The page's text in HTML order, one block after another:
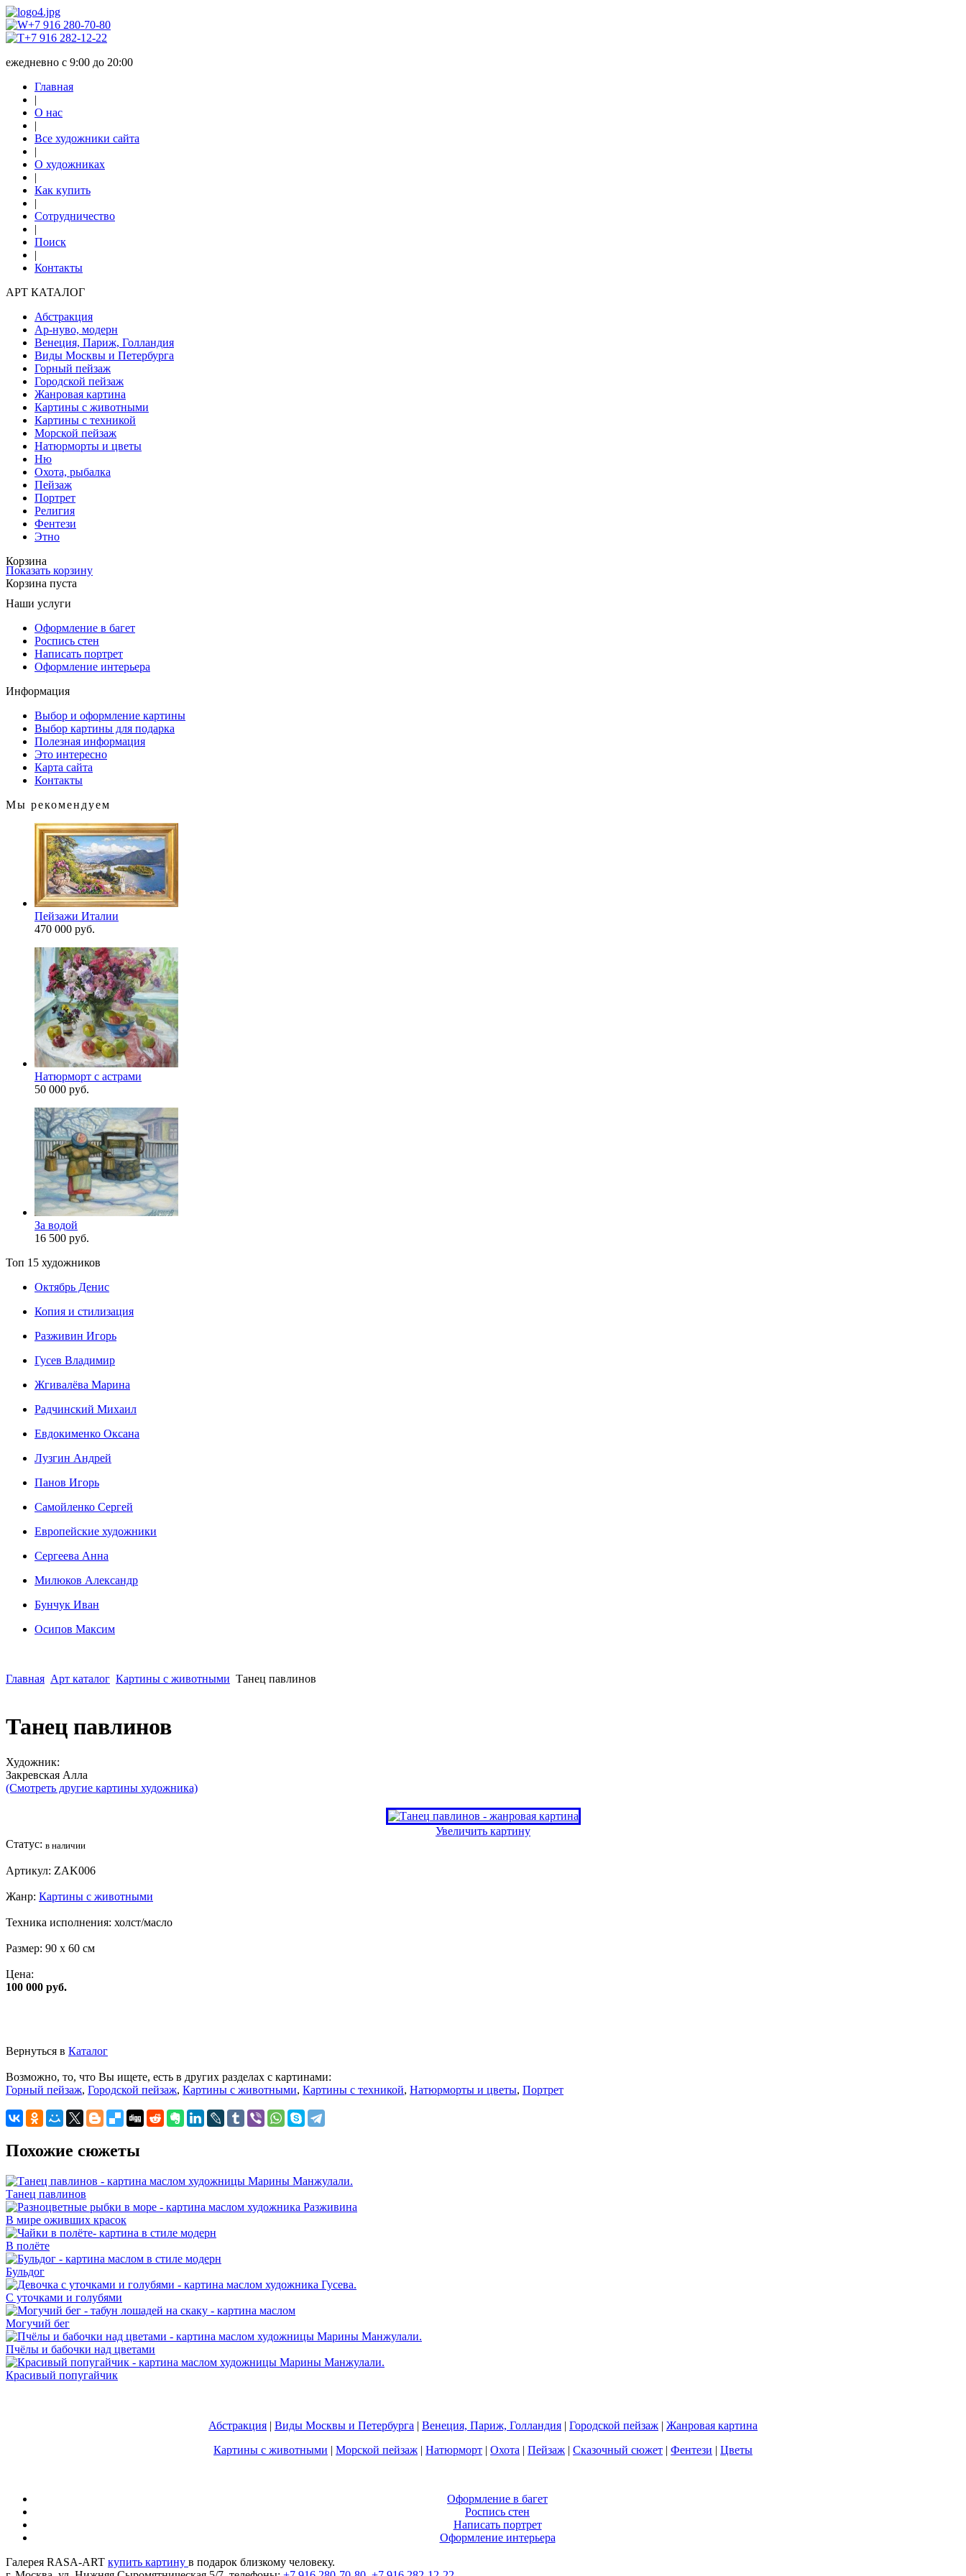
+7 916 280-70-80
+7 916 282-12-22
ежедневно с 9:00 до 20:00
Главная
|
О нас
|
Все художники сайта
|
О художниках
|
Как купить
|
Сотрудничество
|
Поиск
|
Контакты
АРТ КАТАЛОГ
Абстракция
Ар-нуво, модерн
Венеция, Париж, Голландия
Виды Москвы и Петербурга
Горный пейзаж
Городской пейзаж
Жанровая картина
Картины с животными
Картины с техникой
Морской пейзаж
Натюрморты и цветы
Ню
Охота, рыбалка
Пейзаж
Портрет
Религия
Фентези
Этно
Корзина
Показать корзину
Корзина пуста
Наши услуги
Оформление в багет
Роспись стен
Написать портрет
Оформление интерьера
Информация
Выбор и оформление картины
Выбор картины для подарка
Полезная информация
Это интересно
Карта сайта
Контакты
Мы рекомендуем
Пейзажи Италии
470 000 руб.
Натюрморт с астрами
50 000 руб.
За водой
16 500 руб.
Топ 15 художников
Октябрь Денис
Копия и стилизация
Разживин Игорь
Гусев Владимир
Жгивалёва Марина
Радчинский Михаил
Евдокименко Оксана
Лузгин Андрей
Панов Игорь
Сaмoйленко Сергей
Европейские художники
Сергеева Анна
Милюков Александр
Бунчук Иван
Осипoв Максим
Главная Арт каталог Картины с животными Танец павлинов
Танец павлинов
Художник:
Закревская Алла
(Смотреть другие картины художника)
Увеличить картину
Статус: в наличии
Артикул: ZAK006
Жанр: Картины с животными
Техника исполнения: холст/масло
Размер: 90 x 60 см
Цена:
100 000 руб.
Вернуться в Каталог
Возможно, то, что Вы ищете, есть в других разделах с картинами:
Горный пейзаж, Городской пейзаж, Картины с животными, Картины с техникой, Натюрморты и цветы, Портрет
Похожие сюжеты
Танец павлинов
В мире оживших красок
В полёте
Бульдог
С уточками и голубями
Могучий бег
Пчёлы и бабочки над цветами
Красивый попугайчик
Абстракция | Виды Москвы и Петербурга | Венеция, Париж, Голландия | Городской пейзаж | Жанровая картина
Картины с животными | Морской пейзаж | Натюрморт | Охота | Пейзаж | Сказочный сюжет | Фентези | Цветы
Оформление в багет
Роспись стен
Написать портрет
Оформление интерьера
Галерея RASA-ART купить картину в подарок близкому человеку.